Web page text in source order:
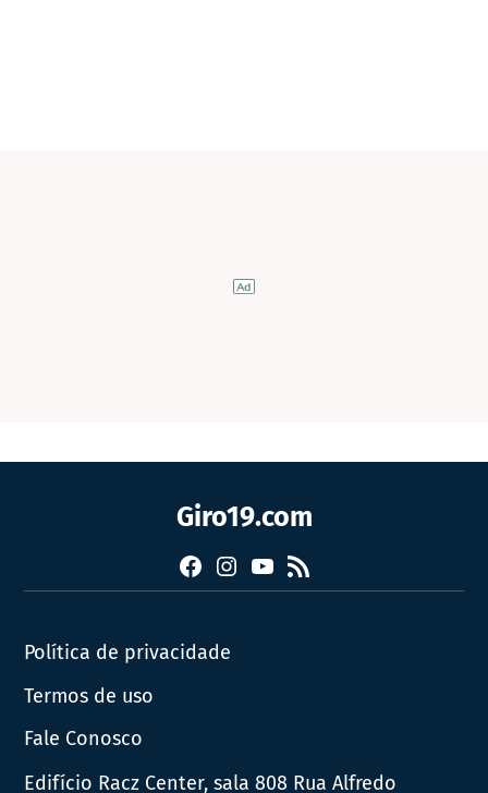
Giro19.com
Facebook
Instagram
YouTube
RSS
Política de privacidade
Termos de uso
Fale Conosco
Edifício Racz Center, sala 808 Rua Alfredo